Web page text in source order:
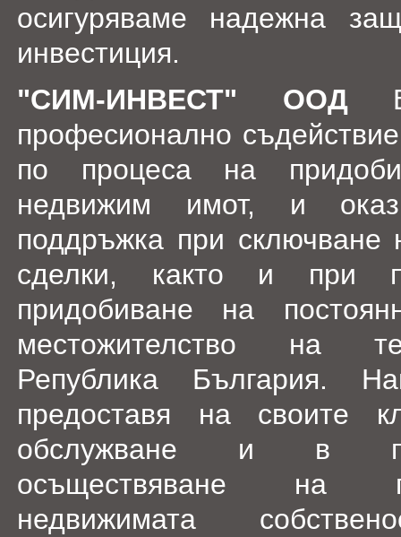
осигуряваме надежна
инвестиция.
"СИМ-ИНВЕСТ" ООДВи
професионално
по процеса на
недвижим имот, и
поддръжка при сключване
сделки, както и при
придобиване на
местожителство на
Република България.
предоставя на своите
обслужване и в
осъществяване на
недвижимата